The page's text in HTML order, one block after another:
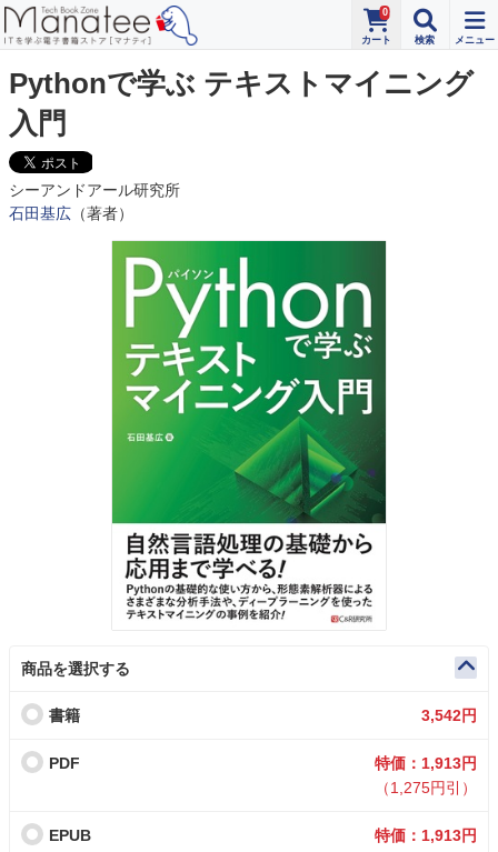
0
Pythonで学ぶ テキストマイニング
入門
シーアンドアール研究所
石田基広 （著者）
商品を選択する
書籍 3,542円
PDF
特価：1,913円
（1,275円引）
EPUB
特価：1,913円